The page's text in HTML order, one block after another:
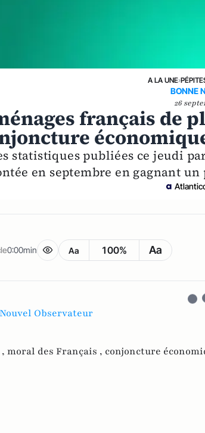
A LA UNE›
BONNE
26
français de
statistiques publiées ce jeudi
en septembre en gagnant
0:00min Aa 100% Aa
Observateur
moral des Français , conjoncture